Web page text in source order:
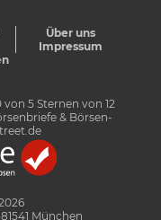
Über uns
Impressum
von 5Sternen von 12
& Börsen-
München